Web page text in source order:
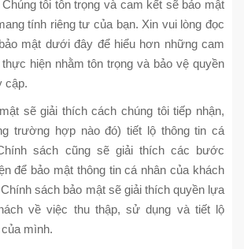
tôi tôn trọng và cam kết sẽ bảo mật
tính riêng tư của bạn. Xin vui lòng đọc
mật dưới đây để hiểu hơn những cam
hiện nhằm tôn trọng và bảo vệ quyền
cập.
sẽ giải thích cách chúng tôi tiếp nhận,
trường hợp nào đó) tiết lộ thông tin cá
sách cũng sẽ giải thích các bước
để bảo mật thông tin cá nhân của khách
sách bảo mật sẽ giải thích quyền lựa
về việc thu thập, sử dụng và tiết lộ
mình.